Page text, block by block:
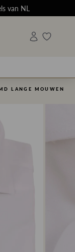
van NL
LANGE MOUWEN